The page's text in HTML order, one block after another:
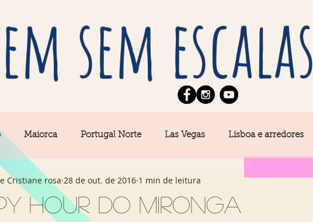
sem escalas
Maiorca Portugal Norte Las Vegas Lisboa e arredores
News Berlim Algarve San Francisco
hour do Mironga
Cristiane rosa 28 de out. de 2016 1 min de leitura